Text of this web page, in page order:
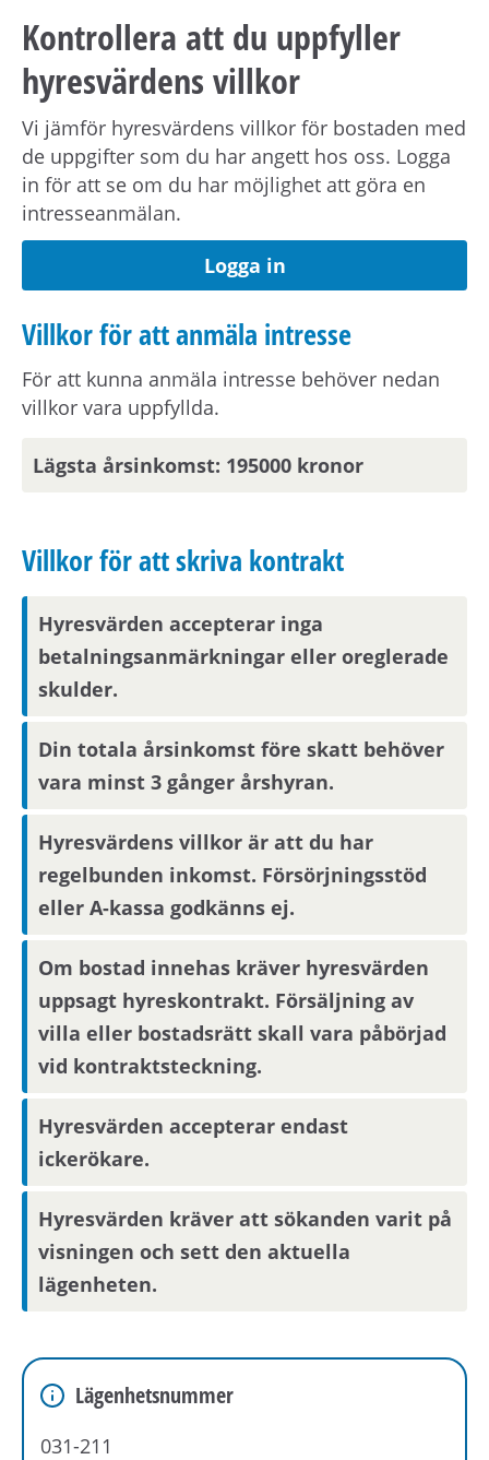
dina kontaktuppgifter på Mina sidor.
Om hyresvärden har villkor om antal
hushållsmedlemmar hämtar och behandlar vi
familjeuppgifter om dig, din registrerade
medboende och eventuella barn.
Observera att om inflyttningsdatumet infaller på
en helgdag eller en röd dag sker inflyttning
nästkommande vardag.
Om din anställning inte är i Stockholmsområdet
behöver du visa att din arbetsplats ligger inom
Det finns parkering att hyra i området.
Visningsinformation
Om du är en av dem som blir aktuell för en
bostad kommer du att bli inbjuden till visning
eller få ny kompletterande information i form av
bilder eller video. Visningsinbjudan kommer att
synas på Mina sidor samt skickas på mejl om
du har fyllt i en aktuell mejladress. Om du har
skyddade personuppgifter får du endast
visningsinbjudan via Mina sidor.
Boendereferenser
Om du blir aktuell för bostaden behöver du
kontakta din nuvarande hyresvärd och
godkänna att denne lämnar ut
boendereferenser om dig till den nya
hyresvärden.
Om området
Det är 5 minuter till Bandhagens centrum och
tunnelbana. Det finns grönområde och skola i
Kontrollera att du uppfyller
hyresvärdens villkor
Vi jämför hyresvärdens villkor för bostaden med
de uppgifter som du har angett hos oss. Logga
in för att se om du har möjlighet att göra en
intresseanmälan.
Logga in
Villkor för att anmäla intresse
För att kunna anmäla intresse behöver nedan
villkor vara uppfyllda.
Lägsta årsinkomst: 195000 kronor
Villkor för att skriva kontrakt
Hyresvärden accepterar inga
betalningsanmärkningar eller oreglerade
skulder.
Din totala årsinkomst före skatt behöver
vara minst 3 gånger årshyran.
Hyresvärdens villkor är att du har
regelbunden inkomst. Försörjningsstöd
eller A-kassa godkänns ej.
Om bostad innehas kräver hyresvärden
uppsagt hyreskontrakt. Försäljning av
villa eller bostadsrätt skall vara påbörjad
vid kontraktsteckning.
Hyresvärden accepterar endast
ickerökare.
Hyresvärden kräver att sökanden varit på
visningen och sett den aktuella
lägenheten.
Lägenhetsnummer
031-211